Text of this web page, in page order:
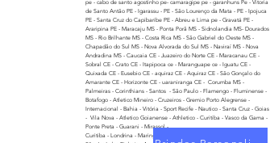
pe - cabo de santo agostinho pe- camaragipe pe - garanhuns Pe - Vitoria
de Santo Antão PE - Igarassu - PE - São Lourenço da Mata - PE - Ipojuca
PE - Santa Cruz do Capibaribe PE - Abreu e Lima pe - Gravatá PE -
Araripina PE - Maracaju MS - Ponta Porã MS - Sidnolandia MS- Dourados
MS - Rio Brilhante MS - Costa Rica MS - São Gabriel do Oeste MS -
Chapadão do Sul MS - Nova Alvorada do Sul MS - Naviraí MS - Nova
Andradina MS - Caucaia CE - Juazeiro do Norte CE - Maracanau CE -
Sobral CE - Crato CE - Itapipoca ce - Maranguape ce - Iguatu CE -
Quixada CE - Eusebio CE - aquiraz CE - Aquiraz CE - São Gonçalo do
Amarante CE - Horizonte CE - uaraniranga CE - Corumba MS -
Palmeiras - Corinthians - Santos - São Paulo - Flamengo - Fluminense -
Botafogo - Atletico Mineiro - Cruzeiros - Gremio Porto Alegrense -
Internacional - Bahia - Vitória - Sport Recife - Nautico - Santa Cruz - Goias
- Vila Nova - Atletico Goianense - Athletico - Curitiba - Vasco da Gama -
Ponte Preta - Guarani - Mirassol -
Curitiba - Londrina - Maringa - Ponta grossa - Cascavel - Foz de Iguaçu -